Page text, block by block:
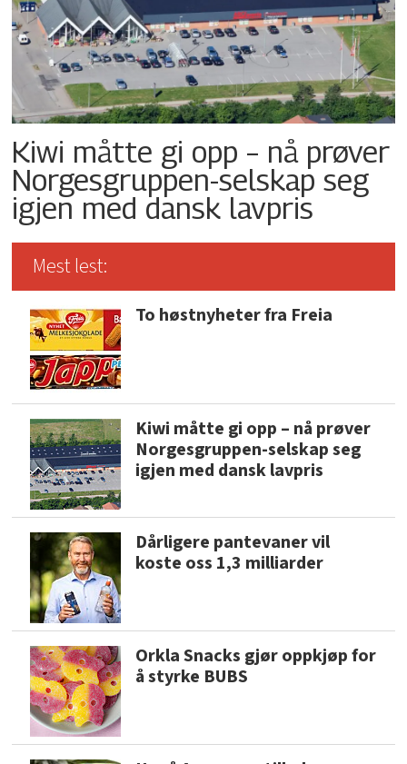
Kiwi måtte gi opp – nå prøver
Norgesgruppen-selskap seg
igjen med dansk lavpris
Mest lest:
To høstnyheter fra Freia
Kiwi måtte gi opp – nå prøver
Norgesgruppen-selskap seg
igjen med dansk lavpris
Dårligere pantevaner vil
koste oss 1,3 milliarder
Orkla Snacks gjør oppkjøp for
å styrke BUBS